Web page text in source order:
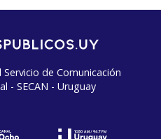
de Comunicación
- SECAN - Uruguay